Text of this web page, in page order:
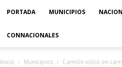
PORTADA MUNICIPIOS
CONNACIONALES
Inicio Municipios Camión volcó en